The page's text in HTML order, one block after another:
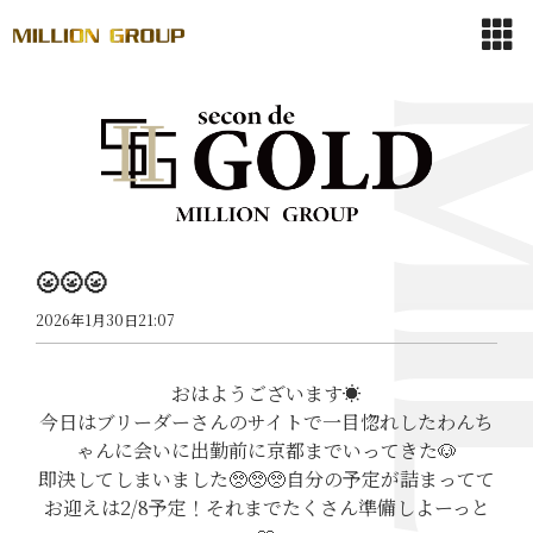
🌝🌝🌝
2026年1月30日21:07
おはようございます☀️
今日はブリーダーさんのサイトで一目惚れしたわんち
ゃんに会いに出勤前に京都までいってきた🐶
即決してしまいました🥺🥺🥺自分の予定が詰まってて
お迎えは2/8予定！それまでたくさん準備しよーっと